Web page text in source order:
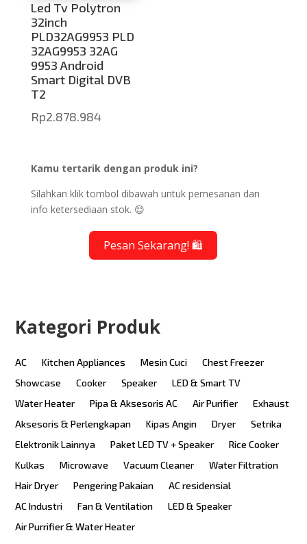
Led Tv Polytron
32inch
PLD32AG9953 PLD
32AG9953 32AG
9953 Android
Smart Digital DVB
T2
Rp2.878.984
Kamu tertarik dengan produk ini?
Silahkan klik tombol dibawah untuk pemesanan dan
info ketersediaan stok. 😊
Pesan Sekarang! 🛍️
Kategori Produk
AC Kitchen Appliances Mesin Cuci
Chest Freezer
Showcase
Cooker Speaker
LED & Smart TV
Water Heater
Pipa & Aksesoris AC Air Purifier
Exhaust
Aksesoris & Perlengkapan
Kipas Angin Dryer
Setrika
Elektronik Lainnya
Paket LED TV + Speaker
Rice Cooker
Kulkas
Microwave Vacuum Cleaner
Water Filtration
Hair Dryer
Pengering Pakaian
AC residensial
AC Industri
Fan & Ventilation
LED & Speaker
Air Purrifier & Water Heater